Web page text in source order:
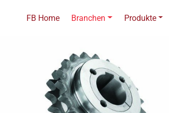
FB Home Branchen Produkte